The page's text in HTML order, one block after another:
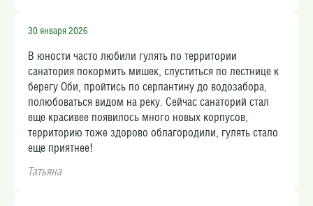
30 января 2026
В юности часто любили гулять по территории
санатория покормить мишек, спуститься по лестнице к
берегу Оби, пройтись по серпантину до водозабора,
полюбоваться видом на реку. Сейчас санаторий стал
еще красивее появилось много новых корпусов,
территорию тоже здорово облагородили, гулять стало
еще приятнее!
Татьяна